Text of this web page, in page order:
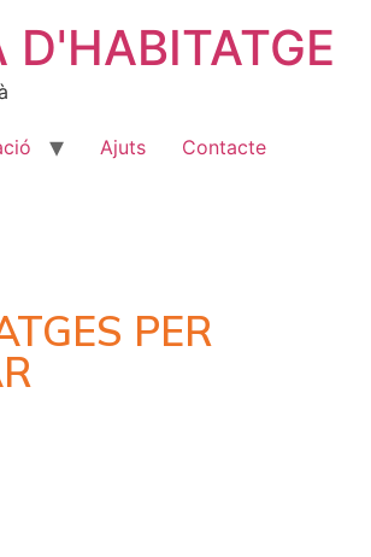
D'HABITATGE
Ajuts Contacte
PER